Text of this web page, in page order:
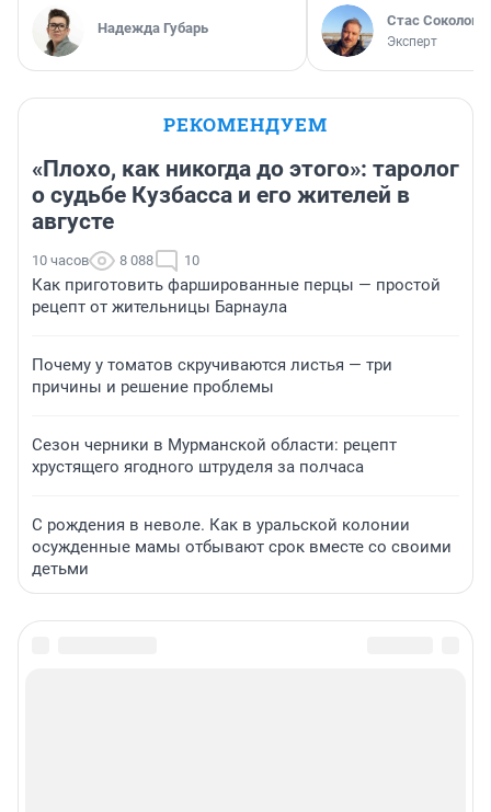
Надежда Губарь Стас Соколов
Эксперт
РЕКОМЕНДУЕМ
«Плохо, как никогда до этого»: таролог
о судьбе Кузбасса и его жителей в
августе
10 часов 8 088 10
Как приготовить фаршированные перцы — простой
рецепт от жительницы Барнаула
Почему у томатов скручиваются листья — три
причины и решение проблемы
Сезон черники в Мурманской области: рецепт
хрустящего ягодного штруделя за полчаса
С рождения в неволе. Как в уральской колонии
осужденные мамы отбывают срок вместе со своими
детьми